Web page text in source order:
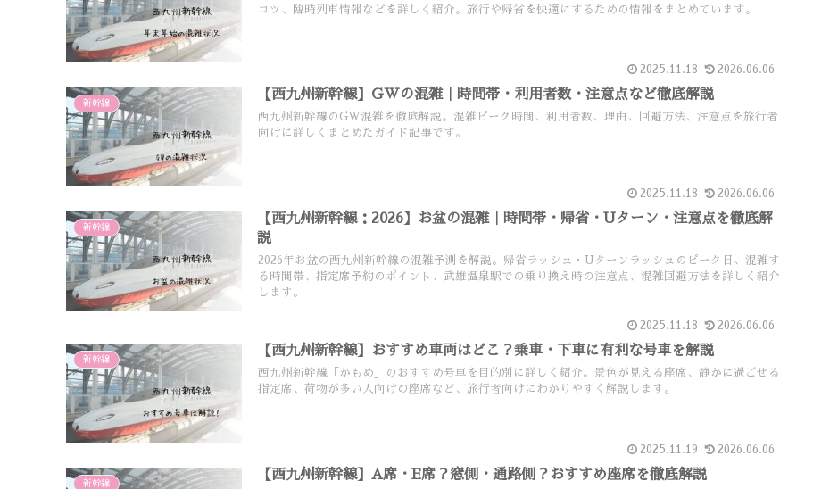
コツ、臨時列車情報などを詳しく紹介。旅行や帰省を快適にするための情報をまとめています。
2025.11.18 2026.06.06
新幹線
【西九州新幹線】GWの混雑｜時間帯・利用者数・注意点など徹底解説
西九州新幹線のGW混雑を徹底解説。混雑ピーク時間、利用者数、理由、回避方法、注意点を旅行者
向けに詳しくまとめたガイド記事です。
2025.11.18 2026.06.06
新幹線
【西九州新幹線：2026】お盆の混雑｜時間帯・帰省・Uターン・注意点を徹底解
説
2026年お盆の西九州新幹線の混雑予測を解説。帰省ラッシュ・Uターンラッシュのピーク日、混雑す
る時間帯、指定席予約のポイント、武雄温泉駅での乗り換え時の注意点、混雑回避方法を詳しく紹介
します。
2025.11.18 2026.06.06
新幹線
【西九州新幹線】おすすめ車両はどこ？乗車・下車に有利な号車を解説
西九州新幹線「かもめ」のおすすめ号車を目的別に詳しく紹介。景色が見える座席、静かに過ごせる
指定席、荷物が多い人向けの座席など、旅行者向けにわかりやすく解説します。
2025.11.19 2026.06.06
新幹線
【西九州新幹線】A席・E席？窓側・通路側？おすすめ座席を徹底解説